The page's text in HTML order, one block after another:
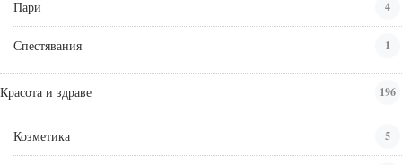
Пари 4
Спестявания 1
Красота и здраве 196
Козметика 5